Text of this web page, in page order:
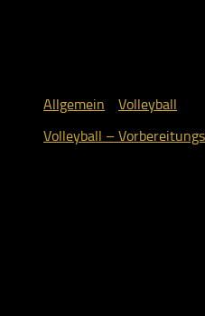
Allgemein
Volleyball
Volleyball –